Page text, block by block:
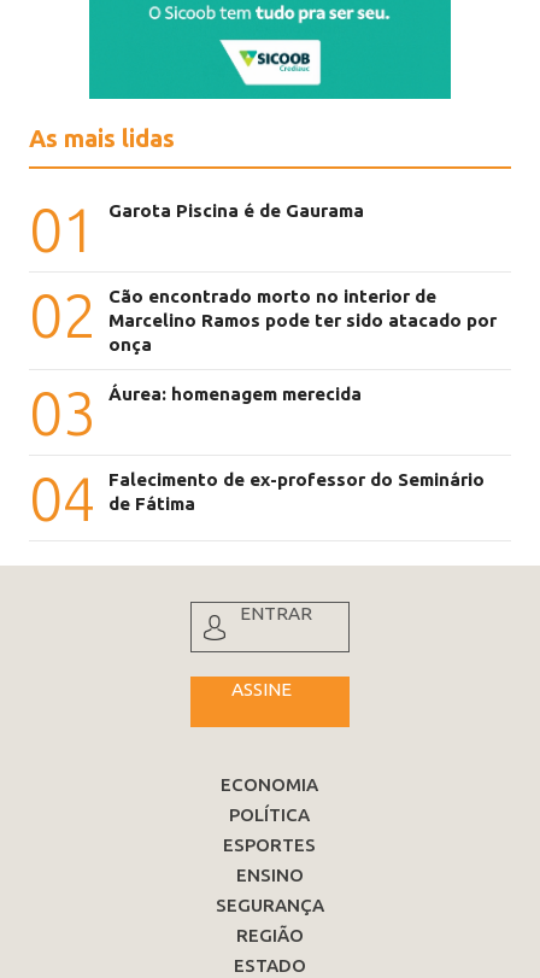
As mais lidas
01 Garota Piscina é de Gaurama
02
Cão encontrado morto no interior de
Marcelino Ramos pode ter sido atacado por
onça
03 Áurea: homenagem merecida
04
Falecimento de ex-professor do Seminário
de Fátima
ENTRAR
ASSINE
ECONOMIA
POLÍTICA
ESPORTES
ENSINO
SEGURANÇA
REGIÃO
ESTADO